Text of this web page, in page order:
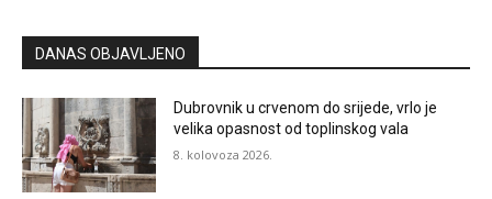
DANAS OBJAVLJENO
Dubrovnik u crvenom do srijede, vrlo je
velika opasnost od toplinskog vala
8. kolovoza 2026.